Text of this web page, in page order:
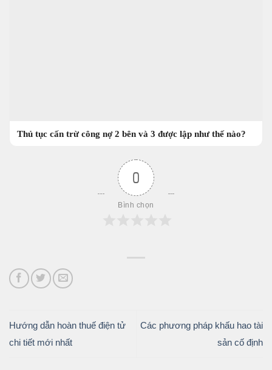
Thủ tục cấn trừ công nợ 2 bên và 3 được lập như thế nào?
0
Bình chọn
Hướng dẫn hoàn thuế điện tử
chi tiết mới nhất
Các phương pháp khấu hao tài
sản cố định